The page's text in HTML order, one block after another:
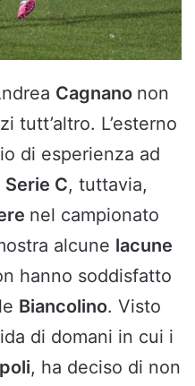
Cagnano non
tutt’altro. L’esterno
di esperienza ad
Serie C, tuttavia,
nel campionato
alcune lacune
hanno soddisfatto
Biancolino. Visto
di domani in cui i
, ha deciso di non